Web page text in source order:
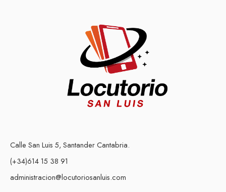
Calle San Luis 5, Santander Cantabria.
(+34)614 15 38 91
administracion@locutoriosanluis.com